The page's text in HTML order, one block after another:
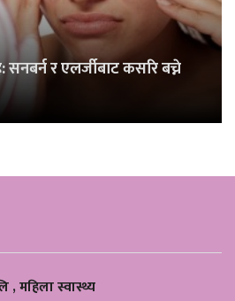
सनबर्न र एलर्जीबाट कसरि बच्ने
, महिला स्वास्थ्य